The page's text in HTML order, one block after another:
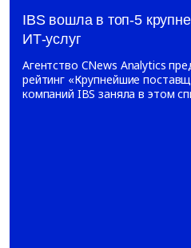
IBS вошла в топ-5
ИТ-услуг
Агентство CNews Analytics
рейтинг «Крупнейшие
компаний IBS заняла в этом